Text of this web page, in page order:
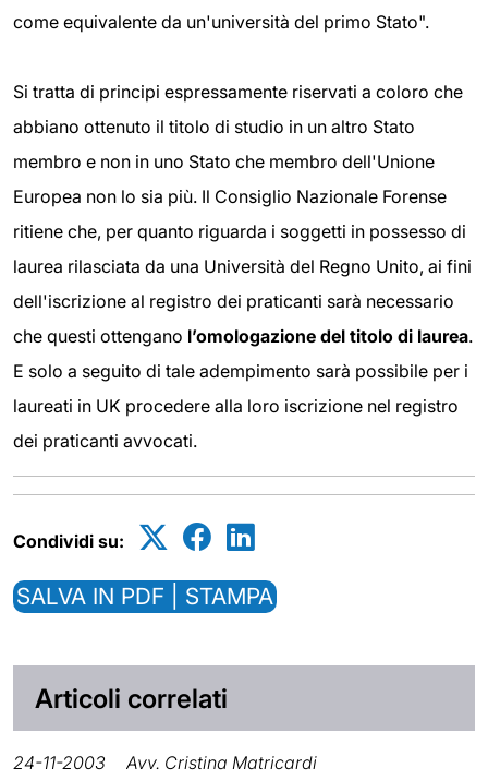
come equivalente da un'università del primo Stato".
Si tratta di principi espressamente riservati a coloro che
abbiano ottenuto il titolo di studio in un altro Stato
membro e non in uno Stato che membro dell'Unione
Europea non lo sia più. Il Consiglio Nazionale Forense
ritiene che, per quanto riguarda i soggetti in possesso di
laurea rilasciata da una Università del Regno Unito, ai fini
dell'iscrizione al registro dei praticanti sarà necessario
che questi ottengano l’omologazione del titolo di laurea.
E solo a seguito di tale adempimento sarà possibile per i
laureati in UK procedere alla loro iscrizione nel registro
dei praticanti avvocati.
Condividi su:
SALVA IN PDF | STAMPA
Articoli correlati
24-11-2003 Avv. Cristina Matricardi